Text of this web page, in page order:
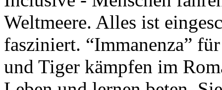
Weltmeere. Alles ist
fasziniert. “Immanenza”
und Tiger kämpfen im